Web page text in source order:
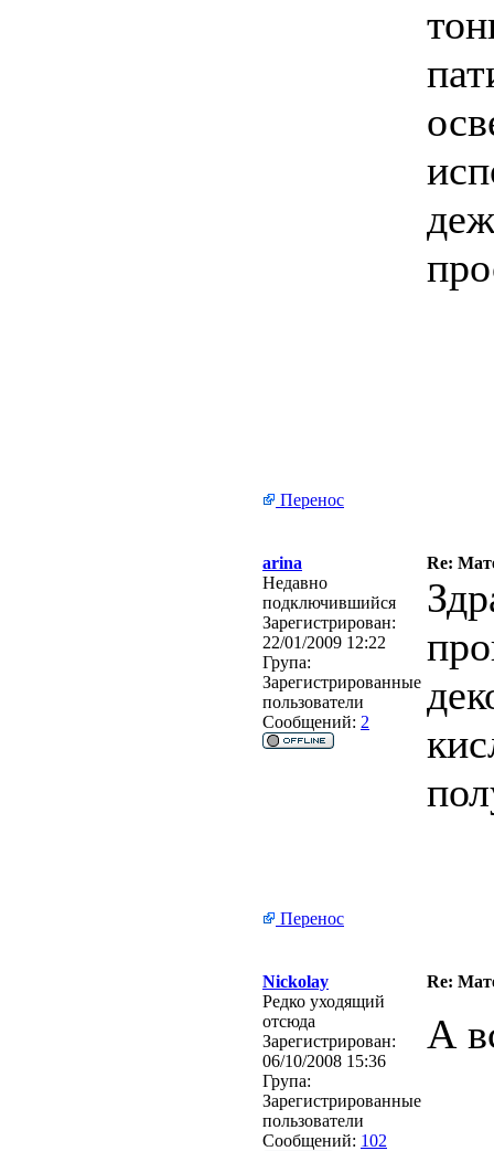
Перенос
arina
Re:
Недавно
подключившийся
Зарегистрирован:
22/01/2009 12:22
Група:
Зарегистрированные
пользователи
Сообщений: 2
Перенос
Nickolay
Re:
Редко уходящий
отсюда
Зарегистрирован:
06/10/2008 15:36
Група:
Зарегистрированные
пользователи
Сообщений: 102
А